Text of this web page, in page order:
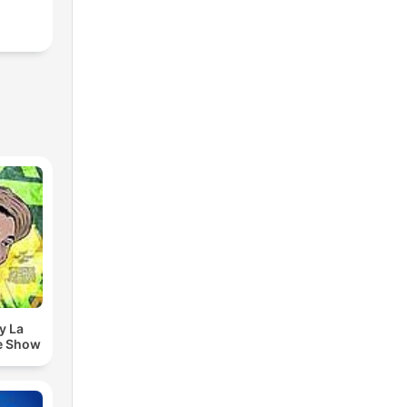
La
Show